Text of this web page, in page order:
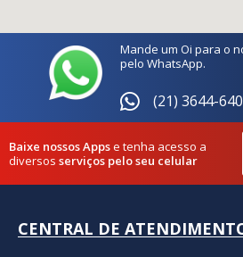
Mande um Oi para o
pelo WhatsApp.
(21) 3644-
Baixe nossos Appse tenha acesso a
diversos serviços pelo seu celular
CENTRAL DE